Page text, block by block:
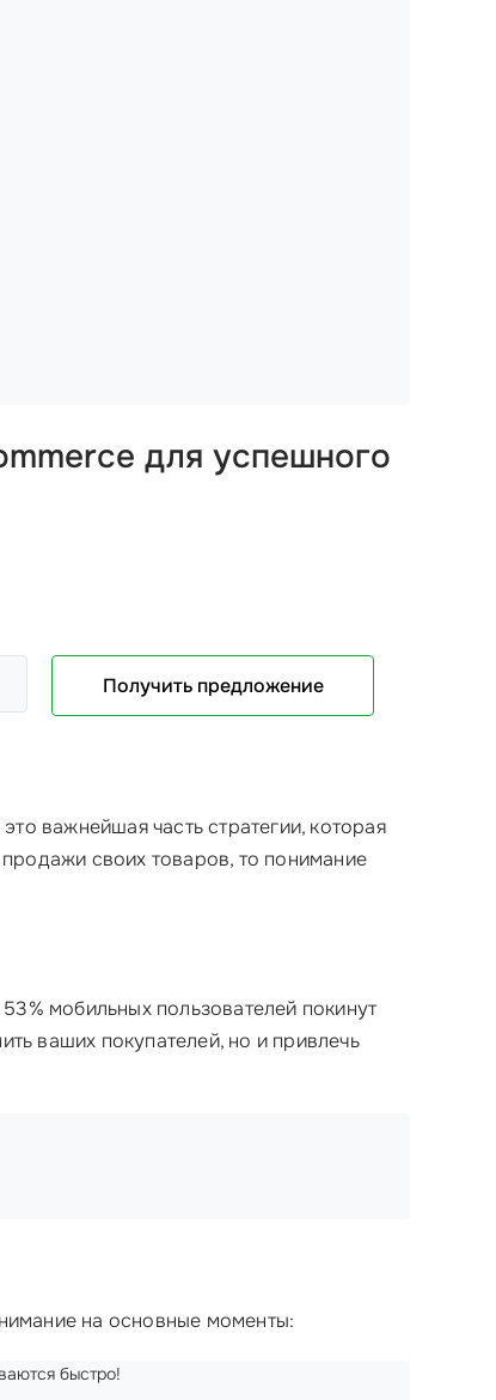
для успешного
Получить предложение
это важнейшая часть стратегии, которая
своих товаров, то понимание
мобильных пользователей покинут
ваших покупателей, но и привлечь
на основные моменты:
быстро!